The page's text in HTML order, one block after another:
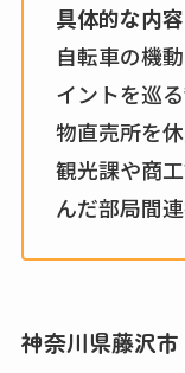
具体的な内容
自転車の機
イントを巡
物直売所を
観光課や商
んだ部局間
神奈川県藤沢市